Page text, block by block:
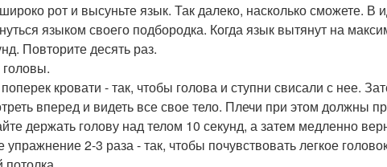
рот и высуньте язык. Так далеко, насколько сможете.
языком своего подбородка. Когда язык вытянут на
Повторите десять раз.
кровати - так, чтобы голова и ступни свисали с нее.
вперед и видеть все свое тело. Плечи при этом должны
держать голову над телом 10 секунд, а затем медленно
упражнение 2-3 раза - так, чтобы почувствовать легкое